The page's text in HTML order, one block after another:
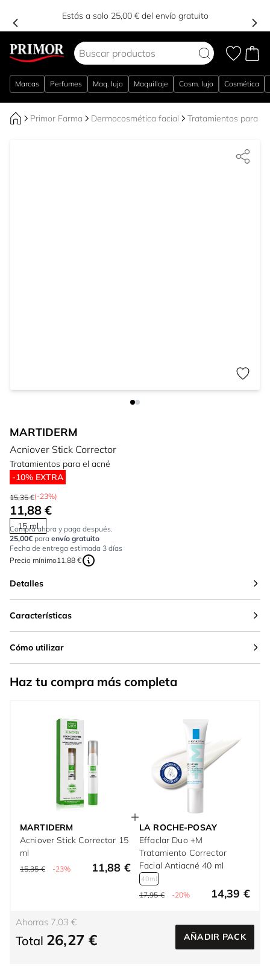
Estás a solo 25,00 € del envío gratuito
Marcas Perfumes Maq. lujo Maquillaje Cosm. lujo Cosmética
Primor Farma Dermocosmética facial Tratamientos para el
MARTIDERM
Acniover Stick Corrector
Tratamientos para el acné
-10% EXTRA
15,35 €(-23%)
11,88 €
15 ml
Compra ahora y paga después.
25,00€ para envío gratuito
Fecha de entrega estimada 3 días
Precio mínimo11,88 €
Detalles
Características
Cómo utilizar
Haz tu compra más completa
MARTIDERM
Acniover Stick Corrector 15
ml
15,35 € -23% 11,88 €
LA ROCHE-POSAY
Effaclar Duo +M
Tratamiento Corrector
Facial Antiacné 40 ml
40ml
17,95 € -20% 14,39 €
Ahorras 7,03 €
Total 26,27 € AÑADIR PACK